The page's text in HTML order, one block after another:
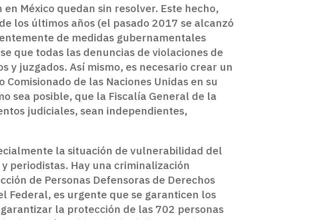
México quedan sin resolver. Este hecho,
los últimos años (el pasado 2017 se alcanzó
de medidas gubernamentales
que todas las denuncias de violaciones de
y juzgados. Así mismo, es necesario crear un
de las Naciones Unidas en su
sea posible, que la Fiscalía General de la
judiciales, sean independientes,
la situación de vulnerabilidad del
periodistas. Hay una criminalización
de Personas Defensoras de Derechos
Federal, es urgente que se garanticen los
la protección de las 702 personas